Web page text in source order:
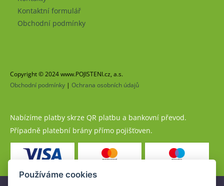
Kontaktní formulář
Obchodní podmínky
Copyright © 2024 www.POJISTENI.cz, a.s.
Obchodní podmínky | Ochrana osobních údajů
Nabízíme platby skrze QR platbu a bankovní převod.
Případně platební brány přímo pojišťoven.
Používáme cookies